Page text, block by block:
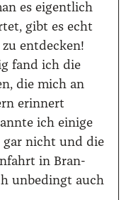
5von 5
es eigent­lich
gibt es echt
zu ent­de­cken!
fand ich die
die mich an
erin­nert
ich eini­ge
gar nicht und die
in Bran­
unbe­dingt auch